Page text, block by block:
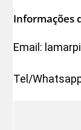
Informações
Email:
Tel/